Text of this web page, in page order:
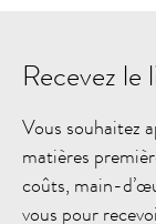
Recevez le
Vous souhaitez
matières
coûts, main-
vous pour